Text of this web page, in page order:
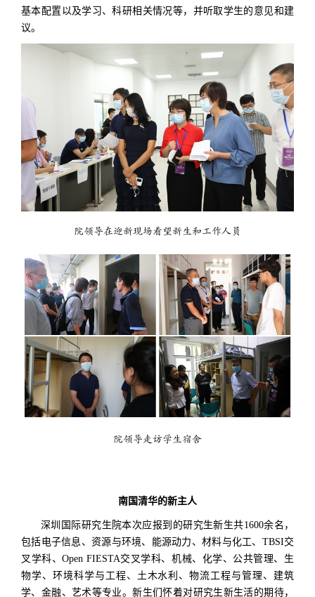
基本配置以及学习、科研相关情况等，并听取学生的意见和建
议。
院领导在迎新现场看望新生和工作人员
院领导走访学生宿舍
南国清华的新主人
深圳国际研究生院本次应报到的研究生新生共1600余名，
包括电子信息、资源与环境、能源动力、材料与化工、TBSI交
叉学科、Open FIESTA交叉学科、机械、化学、公共管理、生
物学、环境科学与工程、土木水利、物流工程与管理、建筑
学、金融、艺术等专业。新生们怀着对研究生新生活的期待，